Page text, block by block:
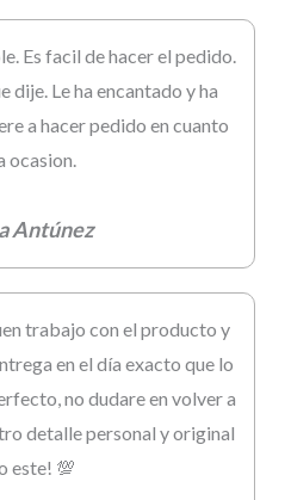
Es facil de hacer el pedido.
dije. Le ha encantado y ha
a hacer pedido en cuanto
ocasion.
Antúnez
trabajo con el producto y
en el día exacto que lo
no dudare en volver a
detalle personal y original
este! 💯